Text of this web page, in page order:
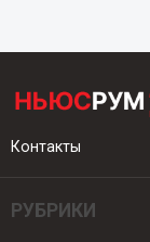
Контакты
РУБРИКИ